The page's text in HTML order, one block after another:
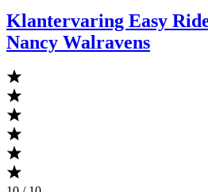
Klantervaring Easy
Nancy Walravens